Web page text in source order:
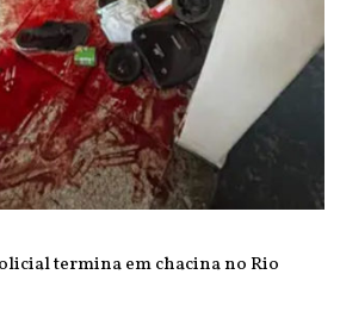
termina em chacina no Rio